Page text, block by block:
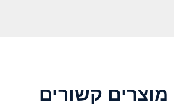
מוצרים קשורים